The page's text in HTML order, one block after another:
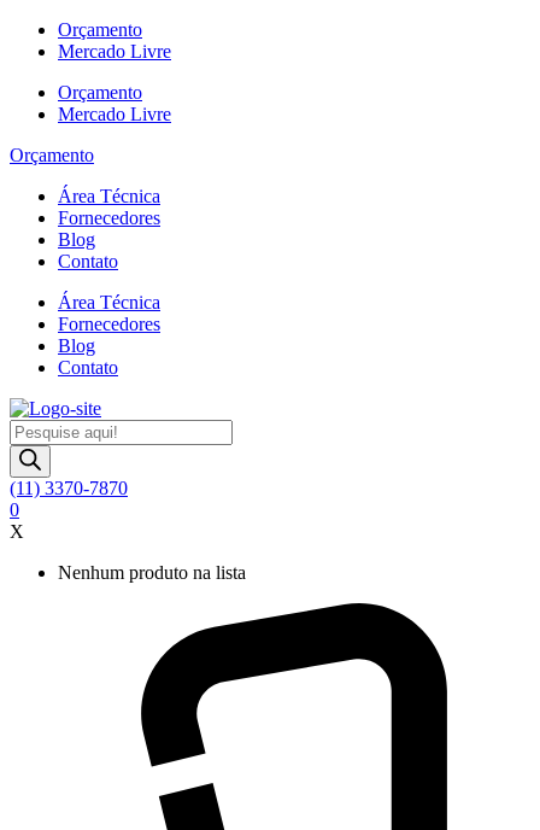
para
conteúdo
Orçamento
Mercado Livre
Orçamento
Mercado Livre
Orçamento
Área Técnica
Fornecedores
Blog
Contato
Área Técnica
Fornecedores
Blog
Contato
Pesquisar
produtos
(11) 3370-7870
0
X
Nenhum produto na lista